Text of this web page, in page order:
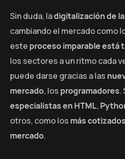
Sin duda, ladigitalización de
cambiando el mercado como
este proceso imparable está
los sectores a un ritmo cada
puede darse gracias a las
mercado, los programadores.
especialistas en HTML,
otros, como los más
mercado.